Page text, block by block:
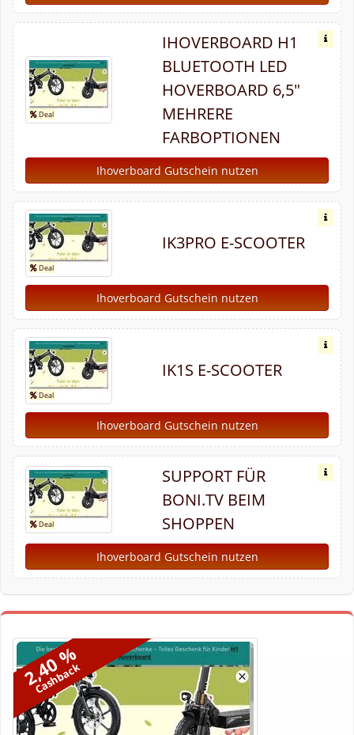
IHOVERBOARD H1
BLUETOOTH LED
HOVERBOARD 6,5"
MEHRERE
FARBOPTIONEN
Ihoverboard Gutschein nutzen
IK3PRO E-SCOOTER
Ihoverboard Gutschein nutzen
IK1S E-SCOOTER
Ihoverboard Gutschein nutzen
SUPPORT FÜR
BONI.TV BEIM
SHOPPEN
Ihoverboard Gutschein nutzen
2,40 %
Cashback